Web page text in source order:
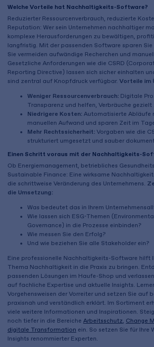
Welche Vorteile hat Nachhaltigkeits-Software?
Reduzierter Ressourcenverbrauch, reduzierte
Reputation: Wer sein Unternehmen nachhaltiger
komplexe Herausforderungen zu bewältigen,
langfristig. Mit der passenden Software sparen
Sie vermeiden aufwändige Recherchen und
Gesetzliche Anforderungen wie die CSRD
Reporting Directive) lassen sich sicher einhalten
sind zentral auf Knopfdruck verfügbar. Vorteile im
Weniger Ressourcenverbrauch: Digitale
Transparenz und helfen, Verbräuche gezielt
Niedrigere Kosten: Automatisierte Abläufe
manuellen Aufwand und sparen Zeit im
Mehr Rechtssicherheit: Vorgaben wie die
strukturiert umgesetzt und sauber
Einen Schritt voraus mit der Nachhaltigkeits-
Ob Energiemanagement, betriebliches
Sustainable Finance: Eine wirksame
die schrittweise Veränderung des Unternehmens.
die Umsetzung:
Was bedeutet das in Ihrem
Wie lassen sich ESG-Themen
Governance) in die Prozesse einbinden?
Wie messen Sie den Erfolg?
Und wie beziehen Sie alle Stakeholder ein?
Eine professionelle Nachhaltigkeits-Software hilft
Thema Nachhaltigkeit in die Praxis zu bringen.
passenden Lösungen im Haufe-Shop und
auf fachliche Expertise und aktuelle Insights.
Vorgehensweisen der Vorreiter und setzen Sie auf
praxisnah und verständlich erklärt. Im Sortiment
viele weitere Informationen und Inspirationen.
noch tiefer in die Bereiche Arbeitsschutz, Change
digitale Transformation ein. So setzen Sie für Ihre
Insights renommierter Experten.